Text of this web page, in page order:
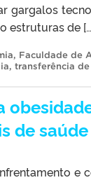
gargalos
estruturas de
, Faculdade de
, transferência
de saúde
e